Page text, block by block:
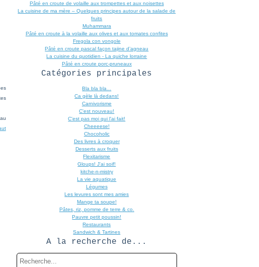
Pâté en croute de volaille aux trompettes et aux noisettes
La cuisine de ma mère – Quelques principes autour de la salade de
fruits
Muhammara
Pâté en croute à la volaille aux olives et aux tomates confites
Fregola con vongole
Pâté en croute pascal façon tajine d’agneau
La cuisine du quotidien - La quiche lorraine
Pâté en croute porc-pruneaux
Catégories principales
Bla bla bla...
Ca gèle là dedans!
Carnivorisme
C'est nouveau!
C'est pas moi qui l'ai fait!
Cheeeese!
Chocoholic
Des livres à croquer
Desserts aux fruits
Flexitarisme
Gloups! J'ai soif!
kitche-n-mistry
La vie aquatique
Légumes
Les levures sont mes amies
Mange ta soupe!
Pâtes, riz, pomme de terre & co.
Pauvre petit poussin!
Restaurants
Sandwich & Tartines
A la recherche de...